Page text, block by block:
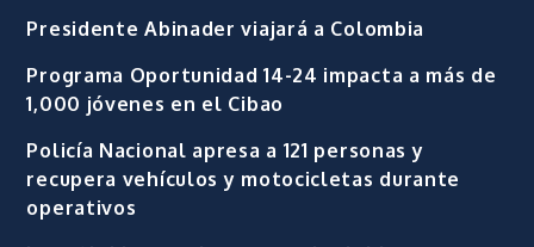
Presidente Abinader viajará a Colombia
Programa Oportunidad 14-24 impacta a más de
1,000 jóvenes en el Cibao
Policía Nacional apresa a 121 personas y
recupera vehículos y motocicletas durante
operativos